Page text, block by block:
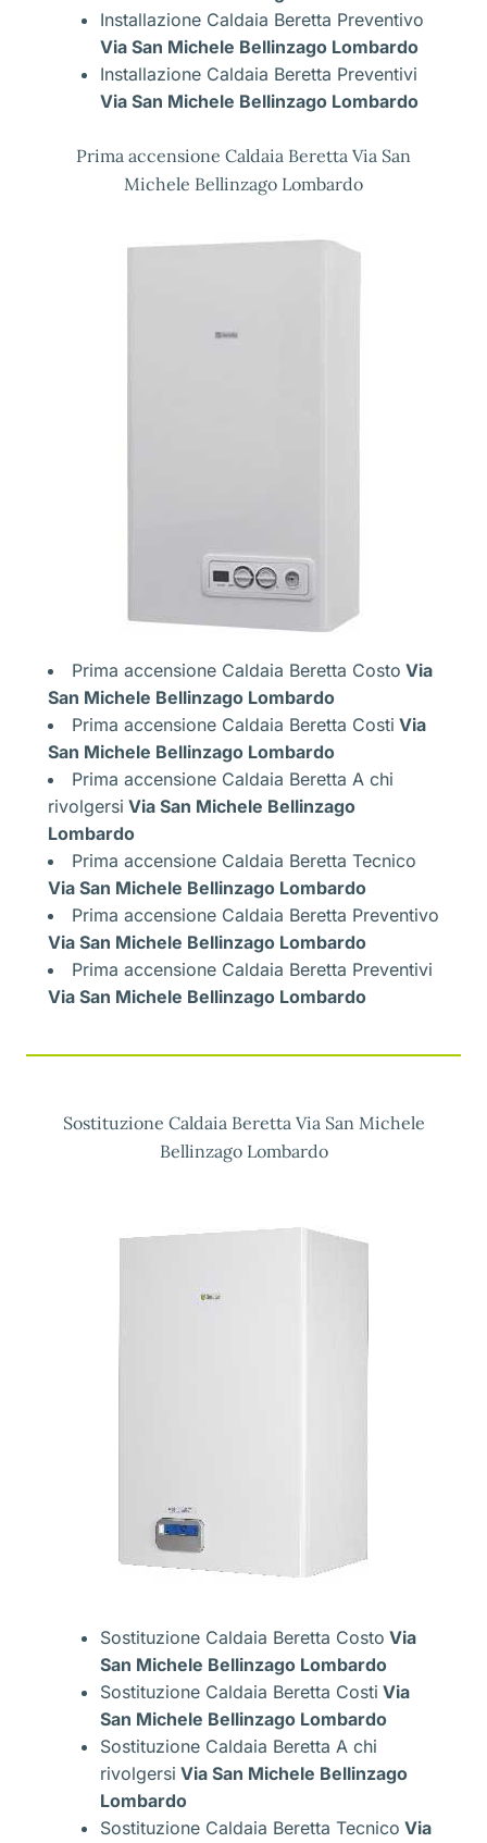
Installazione Caldaia Beretta Preventivo
Via San Michele Bellinzago Lombardo
Installazione Caldaia Beretta Preventivi
Via San Michele Bellinzago Lombardo
Prima accensione Caldaia Beretta Via San
Michele Bellinzago Lombardo
Prima accensione Caldaia Beretta Costo Via
San Michele Bellinzago Lombardo
Prima accensione Caldaia Beretta Costi Via
San Michele Bellinzago Lombardo
Prima accensione Caldaia Beretta A chi
rivolgersi Via San Michele Bellinzago
Lombardo
Prima accensione Caldaia Beretta Tecnico
Via San Michele Bellinzago Lombardo
Prima accensione Caldaia Beretta Preventivo
Via San Michele Bellinzago Lombardo
Prima accensione Caldaia Beretta Preventivi
Via San Michele Bellinzago Lombardo
Sostituzione Caldaia Beretta Via San Michele
Bellinzago Lombardo
Sostituzione Caldaia Beretta Costo Via
San Michele Bellinzago Lombardo
Sostituzione Caldaia Beretta Costi Via
San Michele Bellinzago Lombardo
Sostituzione Caldaia Beretta A chi
rivolgersi Via San Michele Bellinzago
Lombardo
Sostituzione Caldaia Beretta Tecnico Via